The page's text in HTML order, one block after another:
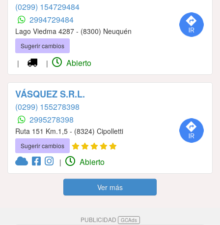
(0299) 154729484
2994729484
Lago Viedma 4287 - (8300) Neuquén
Sugerir cambios
| | Abierto
VÁSQUEZ S.R.L.
(0299) 155278398
2995278398
Ruta 151 Km.1,5 - (8324) Cipolletti
Sugerir cambios
| Abierto
Ver más
PUBLICIDAD GCAds